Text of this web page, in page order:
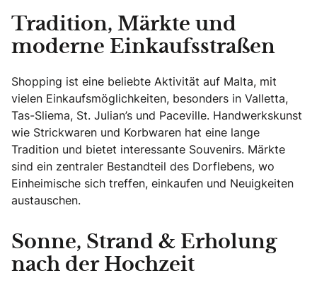
Tradition, Märkte und
moderne Einkaufsstraßen
Shopping ist eine beliebte Aktivität auf Malta, mit
vielen Einkaufsmöglichkeiten, besonders in Valletta,
Tas-Sliema, St. Julian’s und Paceville. Handwerkskunst
wie Strickwaren und Korbwaren hat eine lange
Tradition und bietet interessante Souvenirs. Märkte
sind ein zentraler Bestandteil des Dorflebens, wo
Einheimische sich treffen, einkaufen und Neuigkeiten
austauschen.
Sonne, Strand & Erholung
nach der Hochzeit